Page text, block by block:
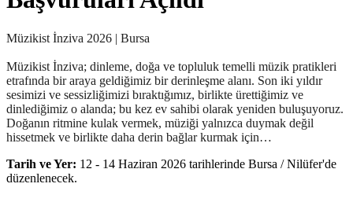
Müzikist İnziva 2026 | Bursa
Müzikist İnziva; dinleme, doğa ve topluluk temelli müzik pratikleri
etrafında bir araya geldiğimiz bir derinleşme alanı. Son iki yıldır
sesimizi ve sessizliğimizi bıraktığımız, birlikte ürettiğimiz ve
dinlediğimiz o alanda; bu kez ev sahibi olarak yeniden buluşuyoruz.
Doğanın ritmine kulak vermek, müziği yalnızca duymak değil
hissetmek ve birlikte daha derin bağlar kurmak için…
Tarih ve Yer: 12 - 14 Haziran 2026 tarihlerinde Bursa / Nilüfer'de
düzenlenecek.